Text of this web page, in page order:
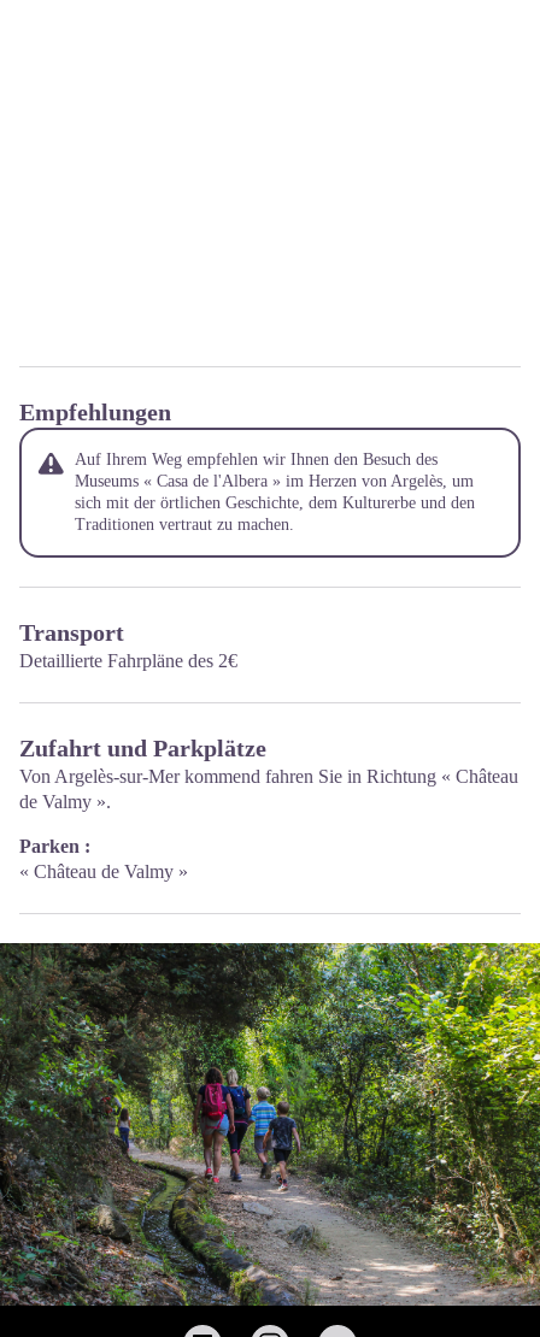
Empfehlungen
Auf Ihrem Weg empfehlen wir Ihnen den Besuch des
Museums « Casa de l'Albera » im Herzen von Argelès, um
sich mit der örtlichen Geschichte, dem Kulturerbe und den
Traditionen vertraut zu machen.
Transport
Detaillierte Fahrpläne des 2€
Zufahrt und Parkplätze
Von Argelès-sur-Mer kommend fahren Sie in Richtung « Château
de Valmy ».
Parken :
« Château de Valmy »